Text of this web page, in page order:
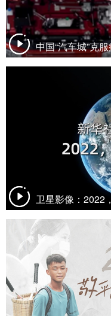
中国“汽车城”克
卫星影像：2022